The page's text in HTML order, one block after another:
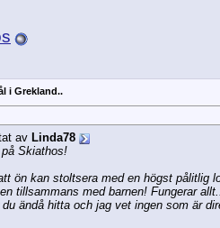
i Grekland..
av Linda78
Skiathos!
ön kan stoltsera med en högst pålitlig
tillsammans med barnen! Fungerar
ändå hitta och jag vet ingen som är